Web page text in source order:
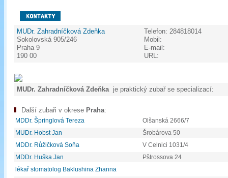
MUDr. Zahradníčková Zdeňka
Sokolovská 905/246
Praha 9
190 00
Telefon:
Mobil:
E-mail:
URL:
284818014
MUDr. Zahradníčková Zdeňka je praktický zubař se specializací:
Další zubaři v okrese Praha:
MDDr. Špringlová Tereza
Olšanská 2666/7
MUDr. Hobst Jan
Šrobárova 50
MDDr. Růžičková Soňa
V Celnici 1031/4
MDDr. Huška Jan
Pštrossova 24
lékař stomatolog Baklushina Zhanna